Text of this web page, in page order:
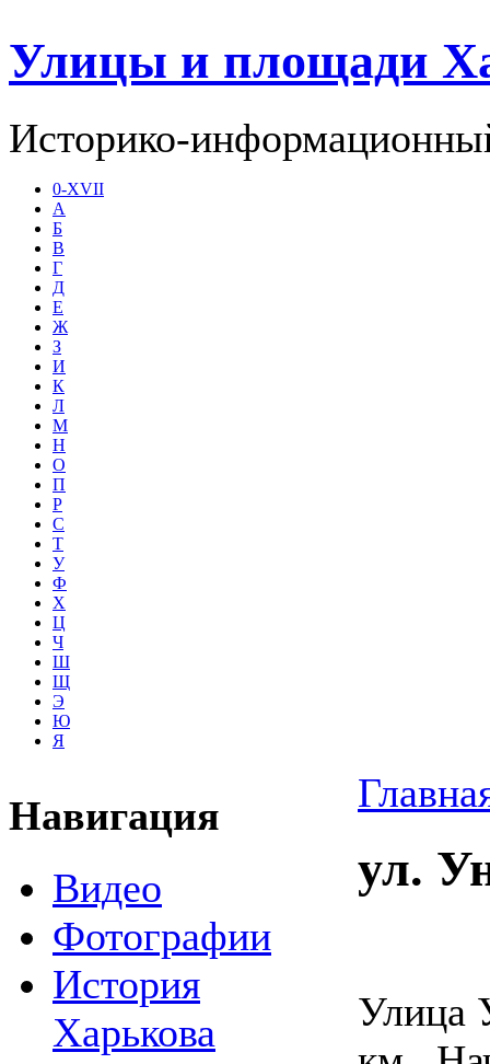
Улицы и площади
Историко-
0-XVII
А
Б
В
Г
Д
Е
Ж
З
И
К
Л
М
Н
О
П
Р
С
Т
У
Ф
Х
Ц
Ч
Ш
Щ
Э
Ю
Я
Навигация
Видео
Фотографии
История
Харькова
ул.
Улица